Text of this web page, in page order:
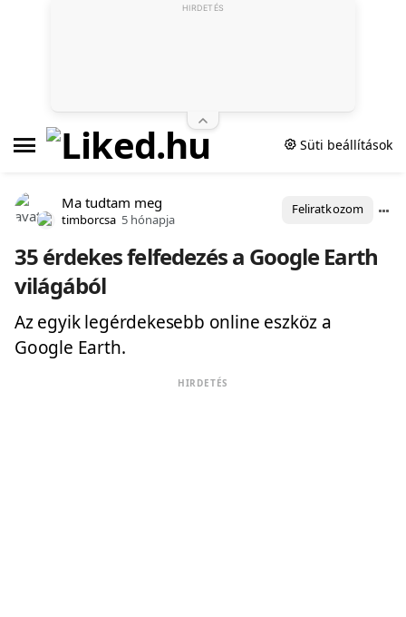
Süti beállítások
Ma tudtam meg
timborcsa 5 hónapja
Feliratkozom
35 érdekes felfedezés a Google Earth
világából
Az egyik legérdekesebb online eszköz a
Google Earth.
HIRDETÉS
HIRDETÉS